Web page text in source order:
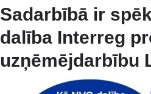
Sadarbībā ir
dalība Interreg
uzņēmējdarbību